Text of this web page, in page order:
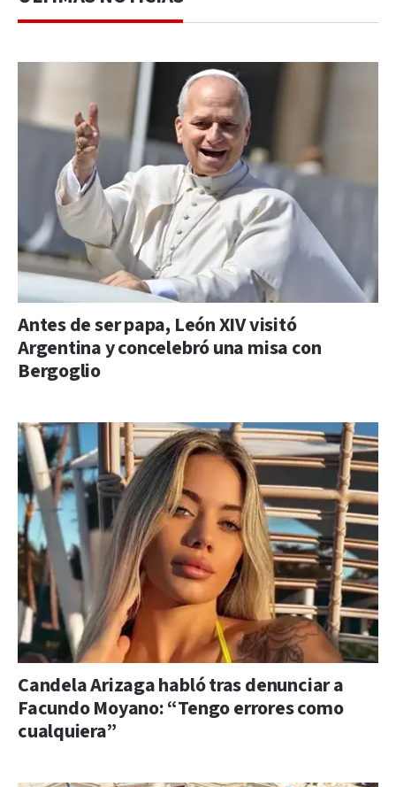
Antes de ser papa, León XIV visitó
Argentina y concelebró una misa con
Bergoglio
Candela Arizaga habló tras denunciar a
Facundo Moyano: “Tengo errores como
cualquiera”